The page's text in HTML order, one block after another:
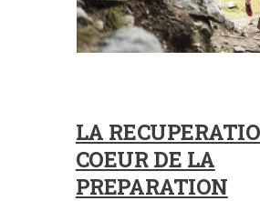
LA
COEUR DE LA
PREPARATION